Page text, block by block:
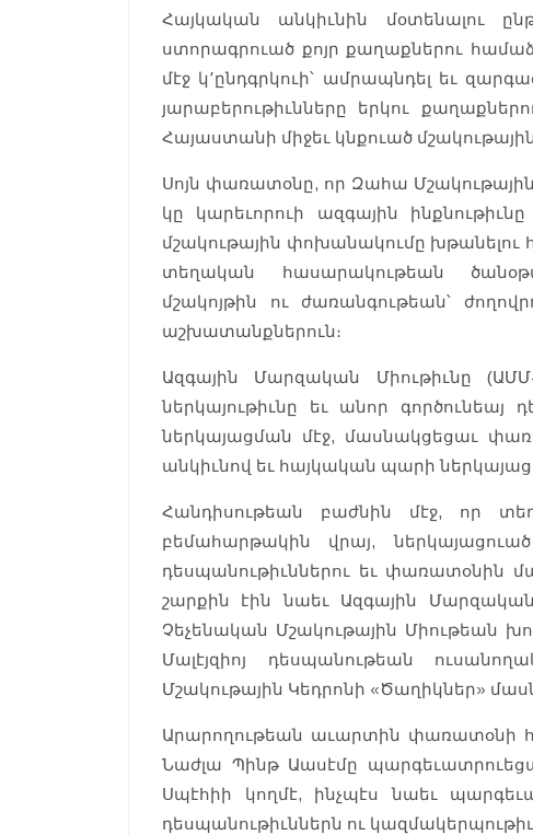
Հայկական անկիւնին մօտենալու
ստորագրուած քոյր քաղաքներու
մէջ կ՚ընդգրկուի՝ ամրապնդել եւ
յարաբերութիւնները երկու
Հայաստանի միջեւ կնքուած
Սոյն փառատօնը, որ Զահա
կը կարեւորուի ազգային ինքնութիւնը
մշակութային փոխանակումը խթանելու
տեղական հասարակութեան
մշակոյթին ու ժառանգութեան՝
աշխատանքներուն։
Ազգային Մարզական Միութիւնը
ներկայութիւնը եւ անոր գործունեայ
ներկայացման մէջ, մասնակցեցաւ
անկիւնով եւ հայկական պարի
Հանդիսութեան բաժնին մէջ, որ
բեմահարթակին վրայ,
դեսպանութիւններու եւ փառատօնին
շարքին էին նաեւ Ազգային
Չեչենական Մշակութային Միութեան
Մալէյզիոյ դեսպանութեան
Մշակութային Կեդրոնի «Ծաղիկներ»
Արարողութեան աւարտին փառատօնի
Նաժլա Պինթ Աասէմը
Սպէհիի կողմէ, ինչպէս նաեւ
դեսպանութիւններն ու